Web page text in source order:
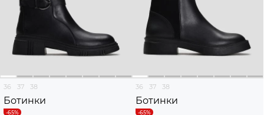
36 37 38
Ботинки
36 37 38
Ботинки